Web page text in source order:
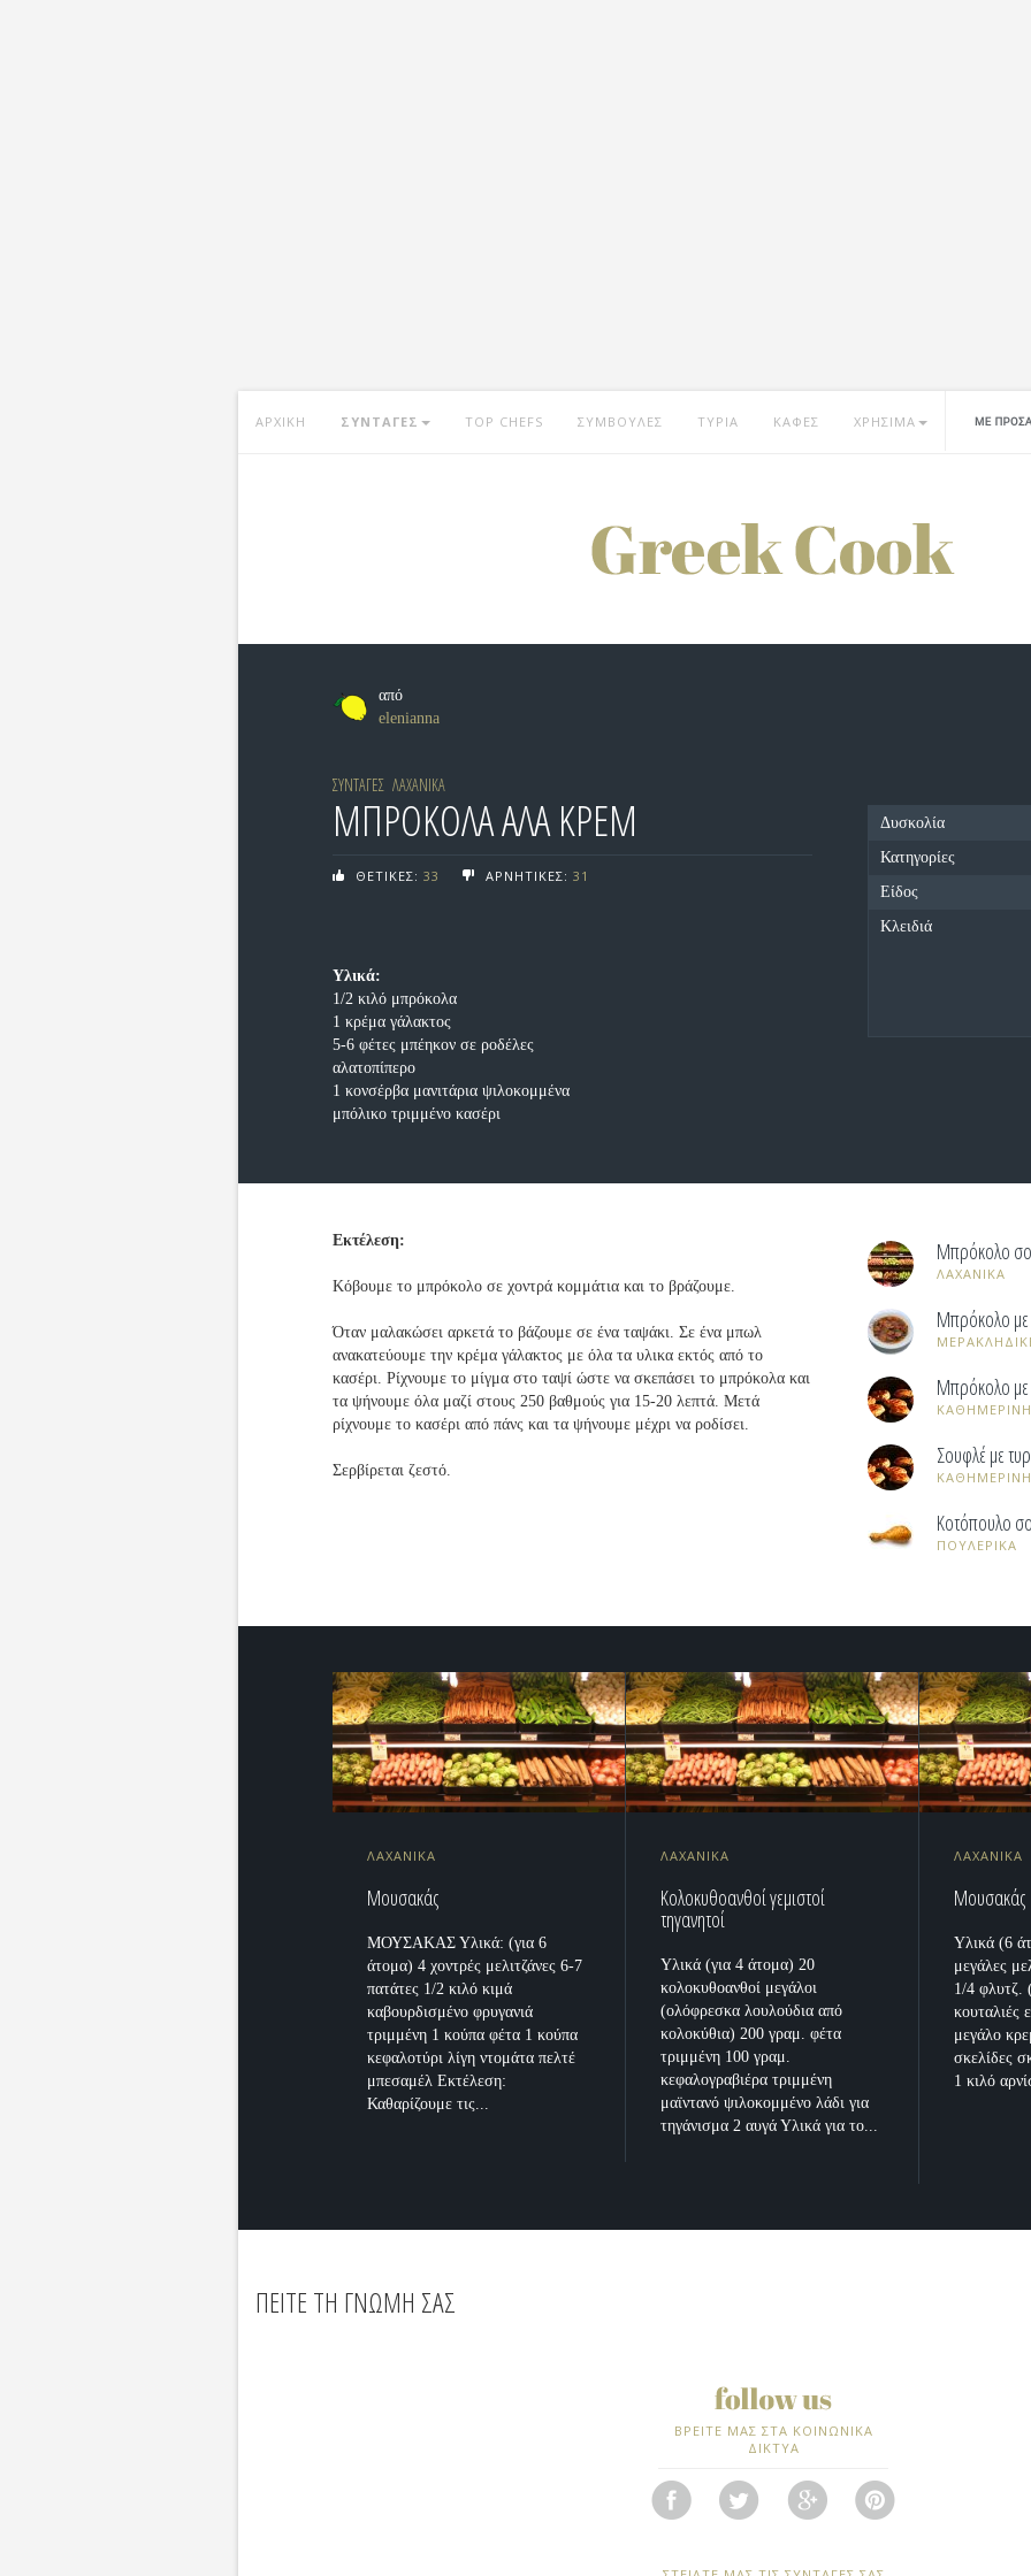
ΑΡΧΙΚΗ ΣΥΝΤΑΓΕΣ TOP CHEFS ΣΥΜΒΟΥΛΕΣ ΤΥΡΙΑ ΚΑΦΕΣ ΧΡΗΣΙΜΑ
από
elenianna
ΣΥΝΤΑΓΕΣ ΛΑΧΑΝΙΚΑ
ΜΠΡΟΚΟΛΑ ΑΛΑ ΚΡΕΜ
ΘΕΤΙΚΕΣ: 33 ΑΡΝΗΤΙΚΕΣ: 31
Υλικά:
1/2 κιλό μπρόκολα
1 κρέμα γάλακτος
5-6 φέτες μπέηκον σε ροδέλες
αλατοπίπερο
1 κονσέρβα μανιτάρια ψιλοκομμένα
μπόλικο τριμμένο κασέρι
Δυσκολία
Κατηγορίες
Είδος
Κλειδιά
Εκτέλεση:
Κόβουμε το μπρόκολο σε χοντρά κομμάτια και το βράζουμε.
Όταν μαλακώσει αρκετά το βάζουμε σε ένα ταψάκι. Σε ένα μπωλ
ανακατεύουμε την κρέμα γάλακτος με όλα τα υλικα εκτός από το
κασέρι. Ρίχνουμε το μίγμα στο ταψί ώστε να σκεπάσει το μπρόκολα και
τα ψήνουμε όλα μαζί στους 250 βαθμούς για 15-20 λεπτά. Μετά
ρίχνουμε το κασέρι από πάνς και τα ψήνουμε μέχρι να ροδίσει.
Σερβίρεται ζεστό.
Μπρόκολο
ΛΑΧΑΝΙΚΑ
Μπρόκολο με
Μπρόκολο
Σουφλέ με
Κοτόπουλο
ΠΟΥΛΕΡΙΚΑ
ΛΑΧΑΝΙΚΑ
Μουσακάς
ΜΟΥΣΑΚΑΣ Υλικά: (για 6
άτομα) 4 χοντρές μελιτζάνες 6-7
πατάτες 1/2 κιλό κιμά
καβουρδισμένο φρυγανιά
τριμμένη 1 κούπα φέτα 1 κούπα
κεφαλοτύρι λίγη ντομάτα πελτέ
μπεσαμέλ Εκτέλεση:
Καθαρίζουμε τις...
ΛΑΧΑΝΙΚΑ
Κολοκυθοανθοί γεμιστοί
τηγανητοί
Υλικά (για 4 άτομα) 20
κολοκυθοανθοί μεγάλοι
(ολόφρεσκα λουλούδια από
κολοκύθια) 200 γραμ. φέτα
τριμμένη 100 γραμ.
κεφαλογραβιέρα τριμμένη
μαϊντανό ψιλοκομμένο λάδι για
τηγάνισμα 2 αυγά Υλικά για το...
ΛΑΧΑΝΙΚΑ
Μουσακάς
Υλικά (6
μεγάλες
1/4 φλυτζ.
κουταλιές
μεγάλο
σκελίδες
1 κιλό
ΠΕΙΤΕ ΤΗ ΓΝΩΜΗ ΣΑΣ
ΒΡΕΙΤΕ ΜΑΣ ΣΤΑ ΚΟΙΝΩΝΙΚΑ
ΔΙΚΤΥΑ